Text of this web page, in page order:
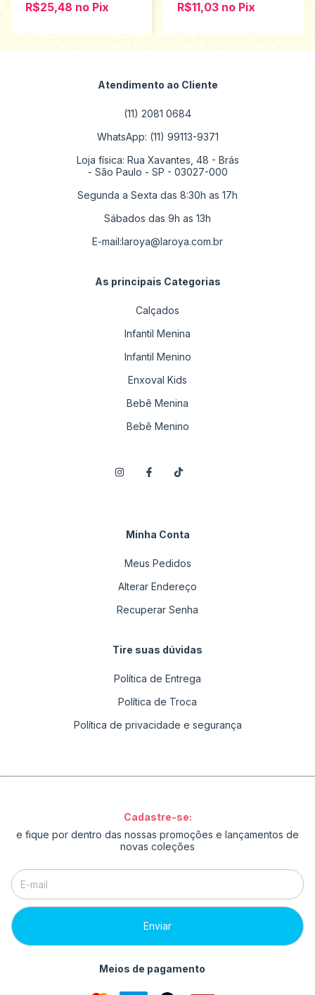
R$25,48 no Pix R$11,03 no Pix
Atendimento ao Cliente
(11) 2081 0684
WhatsApp: (11) 99113-9371
Loja física: Rua Xavantes, 48 - Brás
- São Paulo - SP - 03027-000
Segunda a Sexta das 8:30h as 17h
Sábados das 9h as 13h
E-mail:laroya@laroya.com.br
As principais Categorias
Calçados
Infantil Menina
Infantil Menino
Enxoval Kids
Bebê Menina
Bebê Menino
Minha Conta
Meus Pedidos
Alterar Endereço
Recuperar Senha
Tire suas dúvidas
Política de Entrega
Política de Troca
Política de privacidade e segurança
Cadastre-se:
e fique por dentro das nossas promoções e lançamentos de
novas coleções
Meios de pagamento